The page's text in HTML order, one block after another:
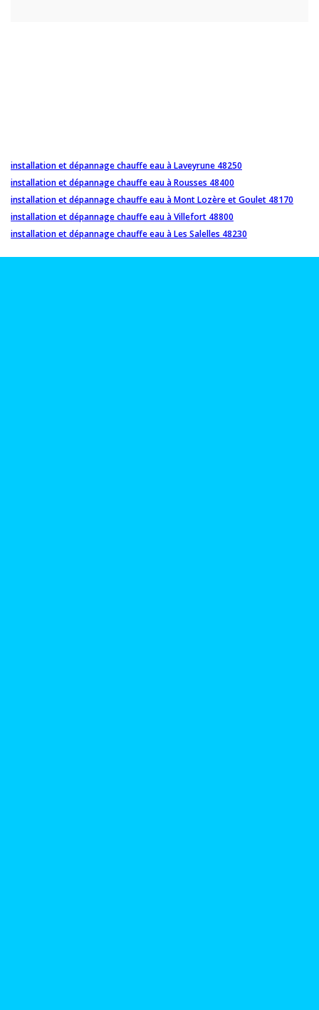
installation et dépannage chauffe eau à Laveyrune 48250
installation et dépannage chauffe eau à Rousses 48400
installation et dépannage chauffe eau à Mont Lozère et Goulet 48170
installation et dépannage chauffe eau à Villefort 48800
installation et dépannage chauffe eau à Les Salelles 48230